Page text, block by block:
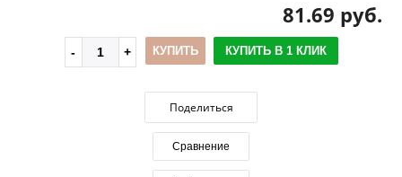
81.69 руб.
КУПИТЬ КУПИТЬ В 1 КЛИК
Поделиться
Сравнение